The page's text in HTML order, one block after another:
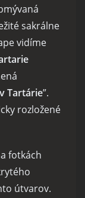
sakrálne
vidíme
Tartárie”.
rozložené
fotkách
útvarov.